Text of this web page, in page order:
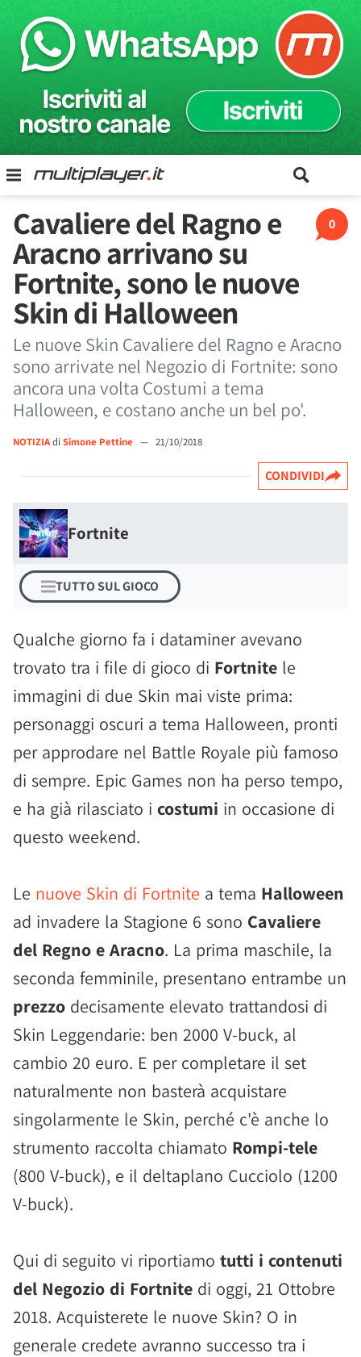
0
Cavaliere del Ragno e
Aracno arrivano su
Fortnite, sono le nuove
Skin di Halloween
Le nuove Skin Cavaliere del Ragno e Aracno
sono arrivate nel Negozio di Fortnite: sono
ancora una volta Costumi a tema
Halloween, e costano anche un bel po'.
NOTIZIAdi Simone Pettine — 21/10/2018
CONDIVIDI
Fortnite
TUTTO SUL GIOCO
Qualche giorno fa i dataminer avevano
trovato tra i file di gioco di Fortnite le
immagini di due Skin mai viste prima:
personaggi oscuri a tema Halloween, pronti
per approdare nel Battle Royale più famoso
di sempre. Epic Games non ha perso tempo,
e ha già rilasciato i costumi in occasione di
questo weekend.
Le nuove Skin di Fortnite a tema Halloween
ad invadere la Stagione 6 sono Cavaliere
del Regno e Aracno. La prima maschile, la
seconda femminile, presentano entrambe un
prezzo decisamente elevato trattandosi di
Skin Leggendarie: ben 2000 V-buck, al
cambio 20 euro. E per completare il set
naturalmente non basterà acquistare
singolarmente le Skin, perché c'è anche lo
strumento raccolta chiamato Rompi-tele
(800 V-buck), e il deltaplano Cucciolo (1200
V-buck).
Qui di seguito vi riportiamo tutti i contenuti
del Negozio di Fortnite di oggi, 21 Ottobre
2018. Acquisterete le nuove Skin? O in
generale credete avranno successo tra i